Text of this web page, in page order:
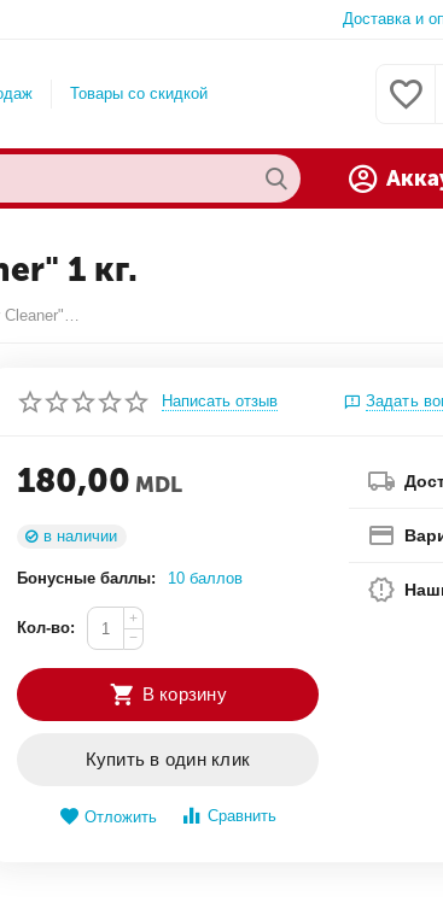
Доставка и
Товары со скидкой
1 кг.
Grass Кондиционер для кожи "Leather Cleaner" 1 кг.
Написать отзыв Задать
180,00 MDL
в наличии
Бонусные баллы: 10 баллов
Кол-во:
+
−
В корзину
Купить в один клик
Отложить Сравнить